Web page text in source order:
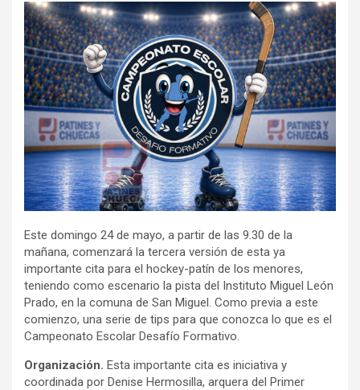
b
o
o
k
er
p
ar
tir
Este domingo 24 de mayo, a partir de las 9.30 de la
mañana, comenzará la tercera versión de esta ya
importante cita para el hockey-patín de los menores,
teniendo como escenario la pista del Instituto Miguel León
Prado, en la comuna de San Miguel. Como previa a este
comienzo, una serie de tips para que conozca lo que es el
Campeonato Escolar Desafío Formativo.
Organización. Esta importante cita es iniciativa y
coordinada por Denise Hermosilla, arquera del Primer